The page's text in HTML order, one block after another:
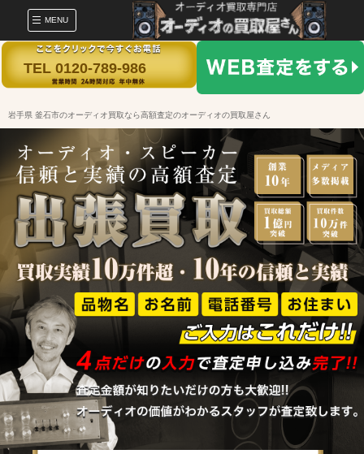
MENU
TEL 0120-789-986
岩手県 釜石市のオーディオ買取なら高額査定のオーディオの買取屋さん